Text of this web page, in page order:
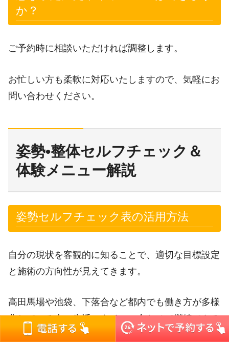
か？
ご予約時に相談いただければ調整します。
お忙しい方も柔軟に対応いたしますので、気軽にお
問い合わせください。
姿勢•整体セルフチェック＆
体験メニュー解説
姿勢セルフチェック表の活用方法
自分の現状を客観的に知ることで、適切な目標設定
と施術の方向性が見えてきます。
高田馬場や池袋、下落合など都内でも働き方が多様
化している今、生活スタイルに合わせて継続できる
ケア方法がポイントです。